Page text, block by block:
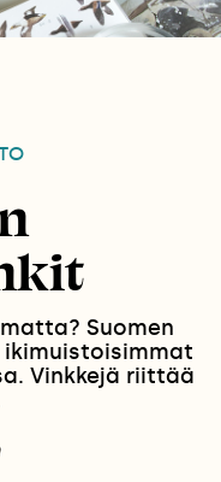
Suomen
Vinkkejä riittää